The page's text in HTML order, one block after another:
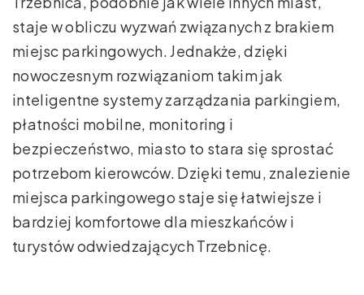
staje w obliczu wyzwań związanych z brakiem
miejsc parkingowych. Jednakże, dzięki
nowoczesnym rozwiązaniom takim jak
inteligentne systemy zarządzania parkingiem,
płatności mobilne, monitoring i
bezpieczeństwo, miasto to stara się sprostać
potrzebom kierowców. Dzięki temu, znalezienie
miejsca parkingowego staje się łatwiejsze i
bardziej komfortowe dla mieszkańców i
turystów odwiedzających Trzebnicę.